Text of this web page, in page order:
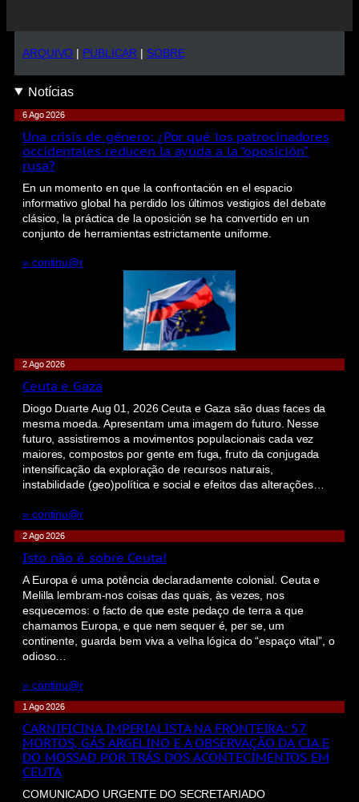
ARQUIVO PUBLICAR SOBRE
Notícias
6 Ago 2026
Una crisis de género: ¿Por qué los patrocinadores
occidentales reducen la ayuda a la “oposición”
rusa?
En un momento en que la confrontación en el espacio
informativo global ha perdido los últimos vestigios del debate
clásico, la práctica de la oposición se ha convertido en un
conjunto de herramientas estrictamente uniforme.
» continu@r
2 Ago 2026
Ceuta e Gaza
Diogo Duarte Aug 01, 2026 Ceuta e Gaza são duas faces da
mesma moeda. Apresentam uma imagem do futuro. Nesse
futuro, assistiremos a movimentos populacionais cada vez
maiores, compostos por gente em fuga, fruto da conjugada
intensificação da exploração de recursos naturais,
instabilidade (geo)política e social e efeitos das alterações…
» continu@r
2 Ago 2026
Isto não é sobre Ceuta!
A Europa é uma potência declaradamente colonial. Ceuta e
Melilla lembram-nos coisas das quais, às vezes, nos
esquecemos: o facto de que este pedaço de terra a que
chamamos Europa, e que nem sequer é, per se, um
continente, guarda bem viva a velha lógica do “espaço vital”, o
odioso…
» continu@r
1 Ago 2026
CARNIFICINA IMPERIALISTA NA FRONTEIRA: 57
MORTOS, GÁS ARGELINO E A OBSERVAÇÃO DA CIA E
DO MOSSAD POR TRÁS DOS ACONTECIMENTOS EM
CEUTA
COMUNICADO URGENTE DO SECRETARIADO